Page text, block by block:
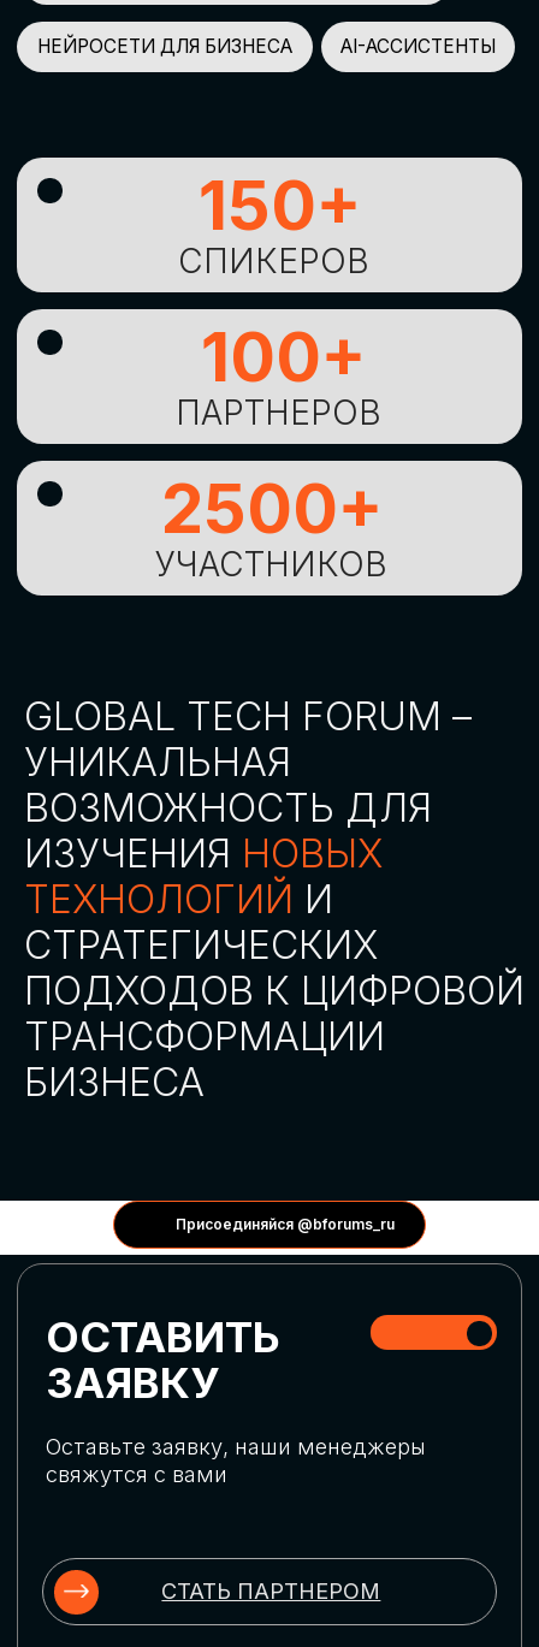
GLOBAL TECH FORUM –
ИЗУЧЕНИЯНОВЫХ
ТЕХНОЛОГИЙИ
СТРАТЕГИЧЕСКИХ
ПОДХОДОВ К ЦИФРОВОЙ
ТРАНСФОРМАЦИИ
БИЗНЕСА
Присоединяйся @bforums_ru
ОСТАВИТЬ
ЗАЯВКУ
АККРЕДИТАЦИЯ
СМИ
СКАЧАТЬ ПРОГРАММУ
СТАТЬ СПИКЕРОМ
Оставьте заявку, наши менеджеры
СТАТЬ УЧАСТНИКОМ
ГЛОБАЛЬНАЯ
ЦИФРОВИЗАЦИЯ
актуальных трендов глобальной цифровой
трансформации. Узнаем о новых подходах
массовом использовании ИИ-
инструментов, обеспечении
ИСКУССТВЕННЫЙ
Узнаем как компании адаптируются к
новой ИИ-реальности. Как ИИ-
сотрудники становятся
«полноправными» членами команды, как
ИИ-помощники забирают на себя рутину